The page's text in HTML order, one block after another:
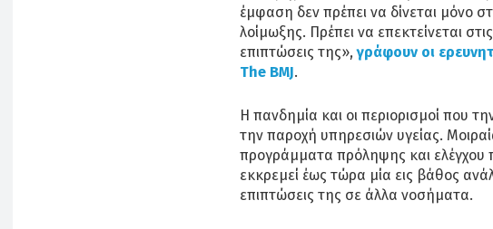
έμφαση δεν πρέπει να δίνεται μόνο
λοίμωξης. Πρέπει να επεκτείνεται
επιπτώσεις της»,γράφουν οι
The BMJ.
Η πανδημία και οι περιορισμοί που
την παροχή υπηρεσιών υγείας.
προγράμματα πρόληψης και
εκκρεμεί έως τώρα μία εις βάθος
επιπτώσεις της σε άλλα νοσήματα.